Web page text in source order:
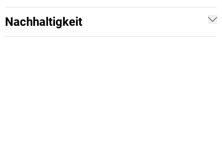
Nachhaltigkeit